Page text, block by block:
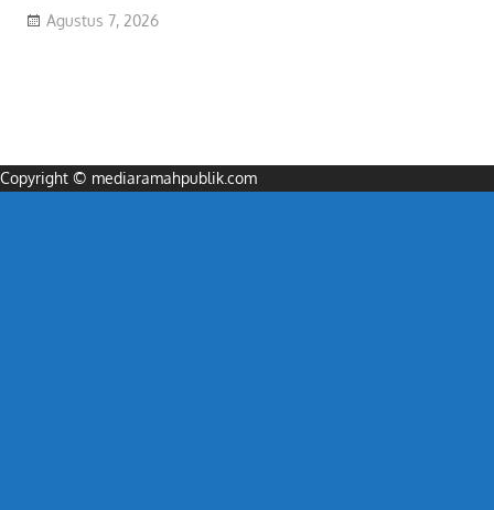
Agustus 7, 2026
Copyright © mediaramahpublik.com